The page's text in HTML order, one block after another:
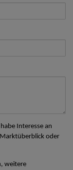
Interesse an
oder
weitere